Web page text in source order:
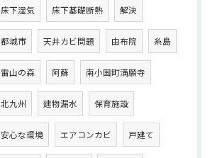
床下湿気 床下基礎断熱 解決
都城市 天井カビ問題 由布院 糸島
雷山の森 阿蘇 南小国町満願寺
北九州 建物漏水 保育施設
安心な環境 エアコンカビ 戸建て